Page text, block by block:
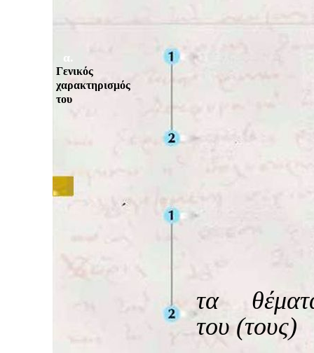
α.
Γενικός
χαρακτηρισμός
του
τα
του (τους)